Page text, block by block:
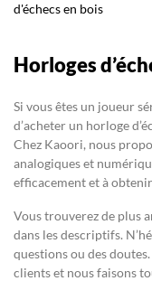
d'échecs en bois
Horloges
Si vous êtes un joueur
d’acheter un horloge
Chez Kaoori, nous
analogiques et
efficacement et à
Vous trouverez de plus
dans les descriptifs.
questions ou des
clients et nous faisons